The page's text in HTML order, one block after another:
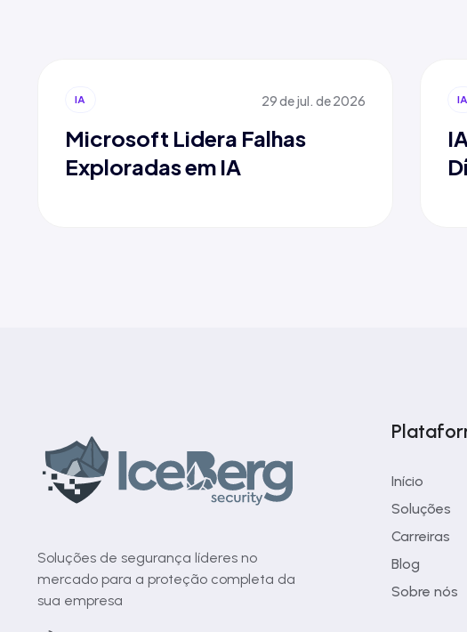
IA 29 de jul. de 2026
Microsoft Lidera Falhas
Exploradas em IA
IA
Soluções de segurança líderes no
mercado para a proteção completa da
sua empresa
Início
Soluções
Carreiras
Blog
Sobre nós